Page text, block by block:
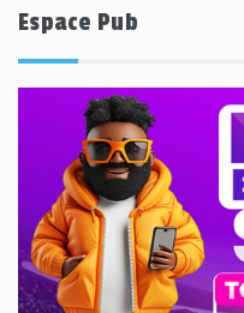
Espace Pub